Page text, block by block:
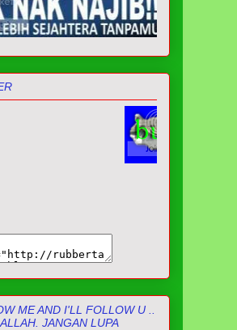
ME AND I'LL FOLLOW U ..
JANGAN LUPA